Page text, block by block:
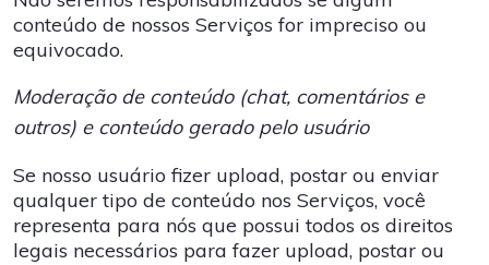
conteúdo de nossos Serviços for impreciso ou
equivocado.
Moderação de conteúdo (chat, comentários e
outros) e conteúdo gerado pelo usuário
Se nosso usuário fizer upload, postar ou enviar
qualquer tipo de conteúdo nos Serviços, você
representa para nós que possui todos os direitos
legais necessários para fazer upload, postar ou